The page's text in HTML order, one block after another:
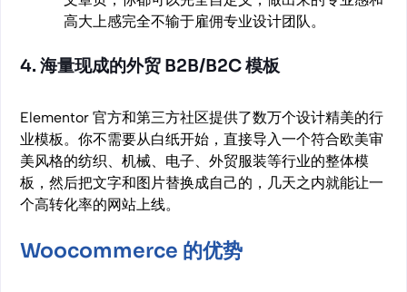
高大上感完全不输于雇佣专业设计团队。
4. 海量现成的外贸 B2B/B2C 模板
Elementor 官方和第三方社区提供了数万个设计精美的行
业模板。你不需要从白纸开始，直接导入一个符合欧美审
美风格的纺织、机械、电子、外贸服装等行业的整体模
板，然后把文字和图片替换成自己的，几天之内就能让一
个高转化率的网站上线。
Woocommerce 的优势